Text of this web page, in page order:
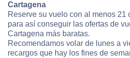
Cartagena
Reserve su vuelo con al menos 21
para así conseguir las ofertas de
Cartagena más baratas.
Recomendamos volar de lunes a
recargos que hay los fines de